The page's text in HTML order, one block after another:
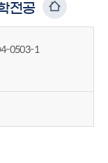
전공
0503-1